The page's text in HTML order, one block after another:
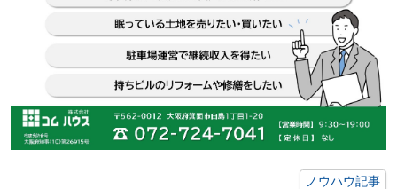
ノウハウ記事